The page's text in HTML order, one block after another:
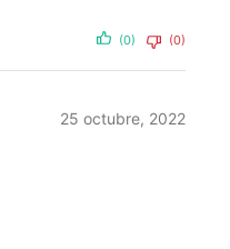
(0) (0)
25 octubre, 2022